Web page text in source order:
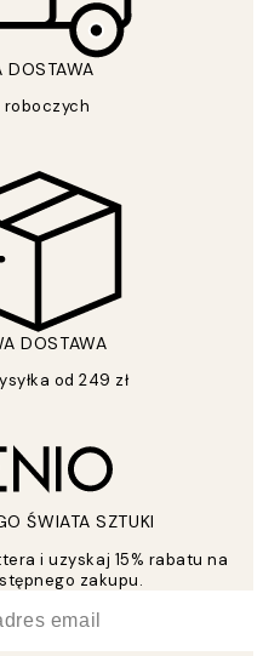
DOSTAWA
DOSTAWA
od 249 zł
ŚWIATA SZTUKI
i uzyskaj 15% rabatu na
zakupu.